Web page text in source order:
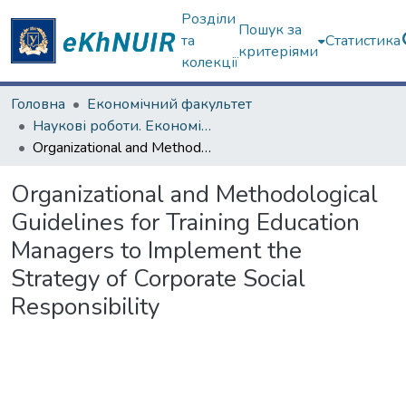
Розділи
та
колекції
Пошук за
критеріями
Статистика
Головна
Економічний факультет
Наукові роботи. Економічний факультет
Organizational and Methodological Guidelines for Training Education Managers to Implement the Strategy of Corporate Social Responsibility
Organizational and Methodological
Guidelines for Training Education
Managers to Implement the
Strategy of Corporate Social
Responsibility